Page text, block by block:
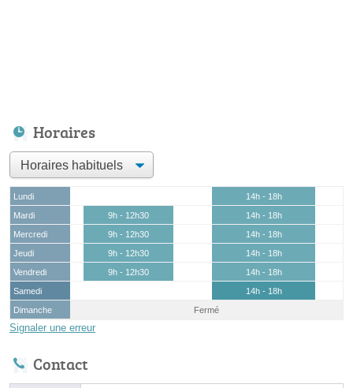
Horaires
Lundi
14h - 18h
Mardi
9h - 12h30
14h - 18h
Mercredi
9h - 12h30
14h - 18h
Jeudi
9h - 12h30
14h - 18h
Vendredi
9h - 12h30
14h - 18h
Samedi
14h - 18h
Dimanche
Fermé
Signaler une erreur
Contact